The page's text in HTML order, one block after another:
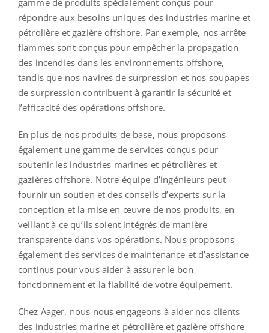
répondre aux besoins uniques des industries marine et
pétrolière et gazière offshore. Par exemple, nos arrête-
flammes sont conçus pour empêcher la propagation
des incendies dans les environnements offshore,
tandis que nos navires de surpression et nos soupapes
de surpression contribuent à garantir la sécurité et
l’efficacité des opérations offshore.
En plus de nos produits de base, nous proposons
également une gamme de services conçus pour
soutenir les industries marines et pétrolières et
gazières offshore. Notre équipe d’ingénieurs peut
fournir un soutien et des conseils d’experts sur la
conception et la mise en œuvre de nos produits, en
veillant à ce qu’ils soient intégrés de manière
transparente dans vos opérations. Nous proposons
également des services de maintenance et d’assistance
continus pour vous aider à assurer le bon
fonctionnement et la fiabilité de votre équipement.
Chez Äager, nous nous engageons à aider nos clients
des industries marine et pétrolière et gazière offshore